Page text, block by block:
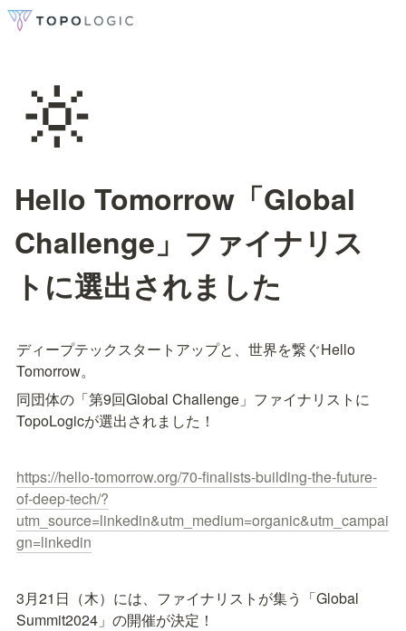
🔆
Hello Tomorrow「Global
Challenge」ファイナリス
トに選出されました
ディープテックスタートアップと、世界を繋ぐHello
Tomorrow。
同団体の「第9回Global Challenge」ファイナリストに
TopoLogicが選出されました！
https://hello-tomorrow.org/70-finalists-building-the-future-
of-deep-tech/?
utm_source=linkedin&utm_medium=organic&utm_campai
gn=linkedin
3月21日（木）には、ファイナリストが集う「Global
Summit2024」の開催が決定！